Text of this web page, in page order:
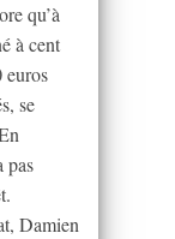
qu’à
à cent
euros
se
pas
Damien